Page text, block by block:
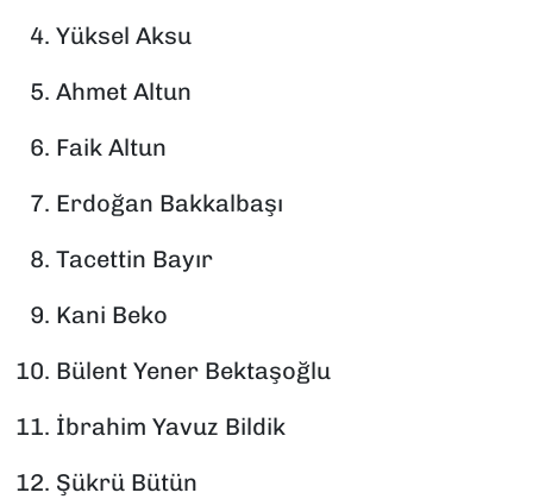
4.⁠ ⁠Yüksel Aksu
5.⁠ ⁠Ahmet Altun
6.⁠ ⁠Faik Altun
7.⁠ ⁠Erdoğan Bakkalbaşı
8.⁠ ⁠Tacettin Bayır
9.⁠ ⁠Kani Beko
10.⁠ ⁠Bülent Yener Bektaşoğlu
11.⁠ ⁠İbrahim Yavuz Bildik
12.⁠ ⁠Şükrü Bütün